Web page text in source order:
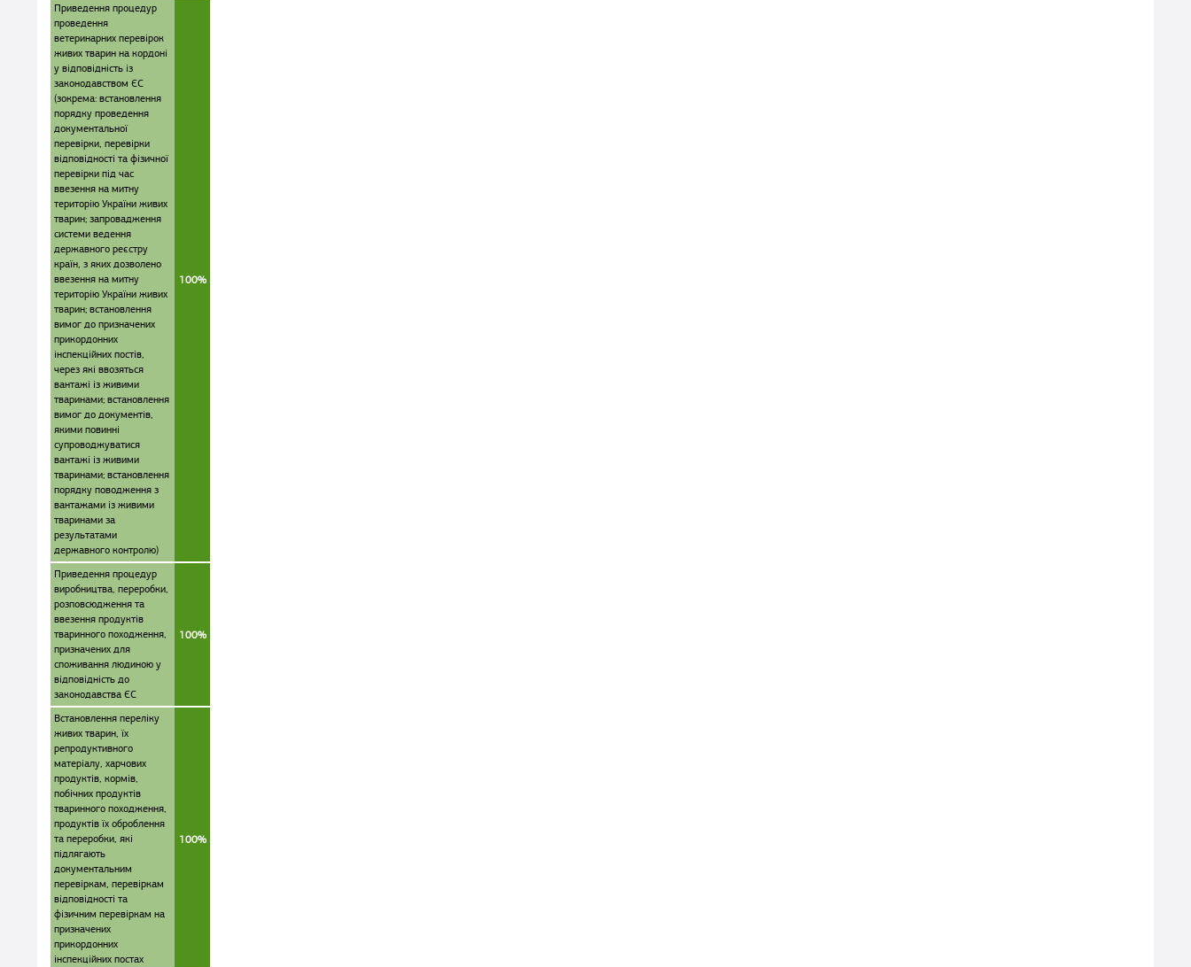
Приведення процедур
проведення
ветеринарних перевірок
живих тварин на кордоні
у відповідність із
законодавством ЄС
(зокрема: встановлення
порядку проведення
документальної
перевірки, перевірки
відповідності та фізичної
перевірки під час
ввезення на митну
територію України живих
тварин; запровадження
системи ведення
державного реєстру
країн, з яких дозволено
ввезення на митну
територію України живих
тварин; встановлення
вимог до призначених
прикордонних
інспекційних постів,
через які ввозяться
вантажі із живими
тваринами; встановлення
вимог до документів,
якими повинні
супроводжуватися
вантажі із живими
тваринами; встановлення
порядку поводження з
вантажами із живими
тваринами за
результатами
державного контролю)
100%
Приведення процедур
виробництва, переробки,
розповсюдження та
ввезення продуктів
тваринного походження,
призначених для
споживання людиною у
відповідність до
законодавства ЄС
100%
Встановлення переліку
живих тварин, їх
репродуктивного
матеріалу, харчових
продуктів, кормів,
побічних продуктів
тваринного походження,
продуктів їх оброблення
та переробки, які
підлягають
документальним
перевіркам, перевіркам
відповідності та
фізичним перевіркам на
призначених
прикордонних
інспекційних постах
100%